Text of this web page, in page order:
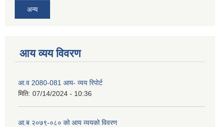
अन्य
आय व्यय विवरण
आ.व 2080-081 आय- व्यय रिपोर्ट
मिति: 07/14/2024 - 10:36
आ.ब २०७९-०८० को आय व्ययको विवरण